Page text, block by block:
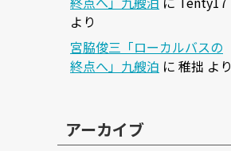
より
宮脇俊三「ローカルバスの
終点へ」九艘泊 に 稚拙 より
アーカイブ